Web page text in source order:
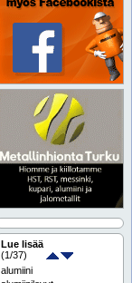
Lue lisää
(1/37)
alumiini